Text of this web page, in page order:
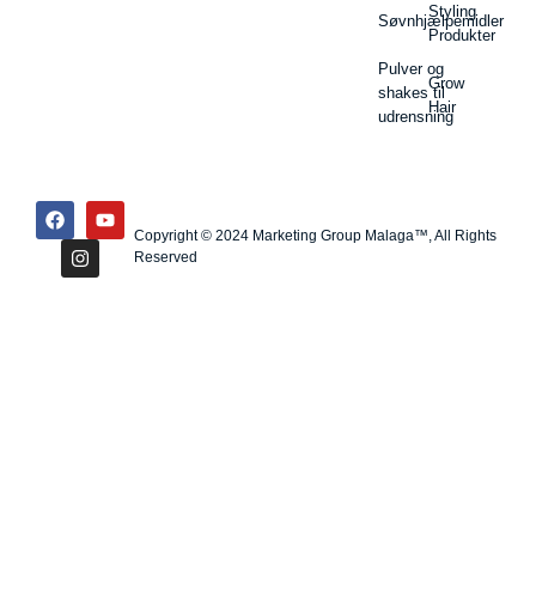
Søvnhjælpemidler
Pulver og
shakes til
udrensning
Styling
Produkter
Grow
Hair
Copyright © 2024 Marketing Group Malaga™, All Rights
Reserved